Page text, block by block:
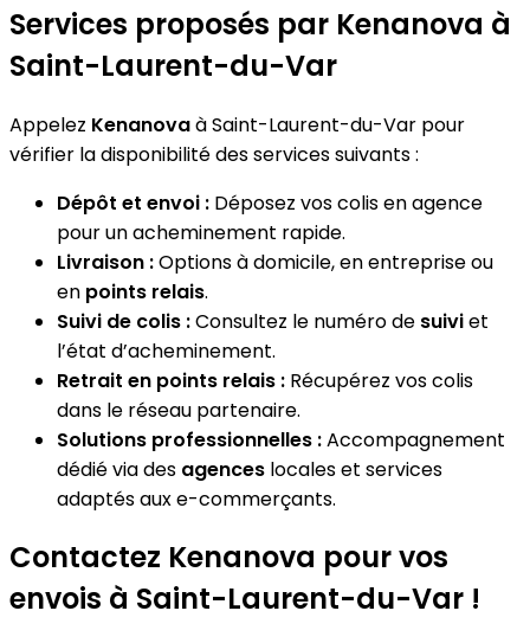
Services proposés par Kenanova à
Saint-Laurent-du-Var
Appelez Kenanovaà Saint-Laurent-du-Var pour
vérifier la disponibilité des services suivants :
Dépôt et envoi : Déposez vos colis en agence
pour un acheminement rapide.
Livraison :Options à domicile, en entreprise ou
en points relais.
Suivi de colis :Consultez le numéro de suiviet
l’état d’acheminement.
Retrait en points relais : Récupérez vos colis
dans le réseau partenaire.
Solutions professionnelles :Accompagnement
dédié via des agences locales et services
adaptés aux e-commerçants.
Contactez Kenanova pour vos
envois à Saint-Laurent-du-Var !